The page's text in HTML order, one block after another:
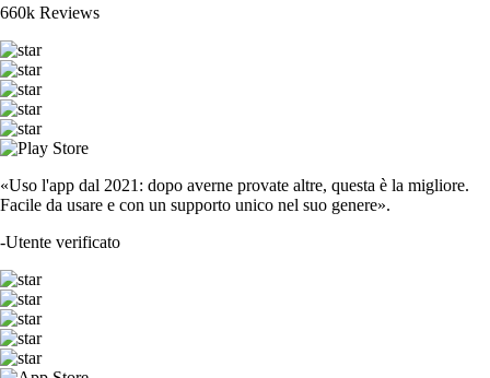
660k Reviews
«Uso l'app dal 2021: dopo averne provate altre, questa è la migliore.
Facile da usare e con un supporto unico nel suo genere».
-Utente verificato